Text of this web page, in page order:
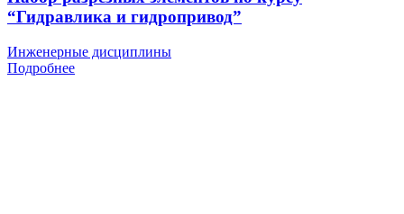
“Гидравлика и гидропривод”
Инженерные дисциплины
Подробнее